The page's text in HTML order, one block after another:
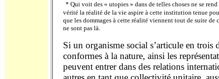
* Qui voit des « utopies » dans de telles choses ne se
vérité la réalité de la vie aspire à cette institution tenue
que les dommages à cette réalité viennent tout de suite de
ne sont pas là.
Si un organisme social s’articule en trois
conformes à la nature, ainsi les
peuvent entrer dans des relations